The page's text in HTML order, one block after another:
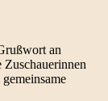
an
Zuschauerinnen